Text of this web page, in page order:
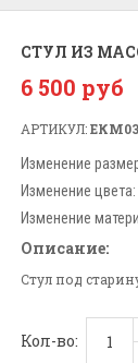
СТУЛ ИЗ
6 500 руб
АРТИКУЛ:
Изменение
Изменение цвета:
Изменение
Описание:
Стул под
Кол-во: